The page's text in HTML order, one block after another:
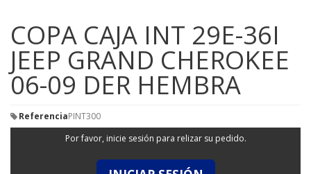
COPA CAJA INT 29E-36I
JEEP GRAND CHEROKEE
06-09 DER HEMBRA
ReferenciaPINT300
Por favor, inicie sesión para relizar su pedido.